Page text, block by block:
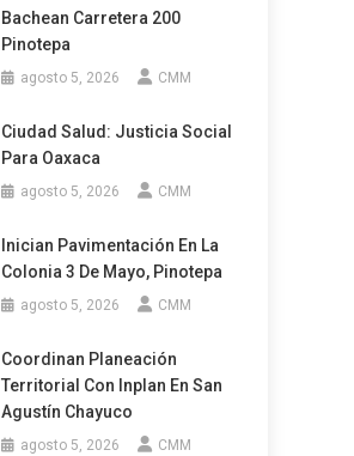
Bachean Carretera 200
Pinotepa
agosto 5, 2026 CMM
Ciudad Salud: Justicia Social
Para Oaxaca
agosto 5, 2026 CMM
Inician Pavimentación En La
Colonia 3 De Mayo, Pinotepa
agosto 5, 2026 CMM
Coordinan Planeación
Territorial Con Inplan En San
Agustín Chayuco
agosto 5, 2026 CMM